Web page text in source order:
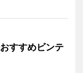
すすめビンテ